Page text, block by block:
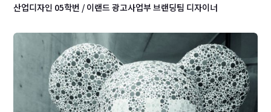
산업디자인 05학번 / 이랜드 광고사업부 브랜딩팀 디자이너